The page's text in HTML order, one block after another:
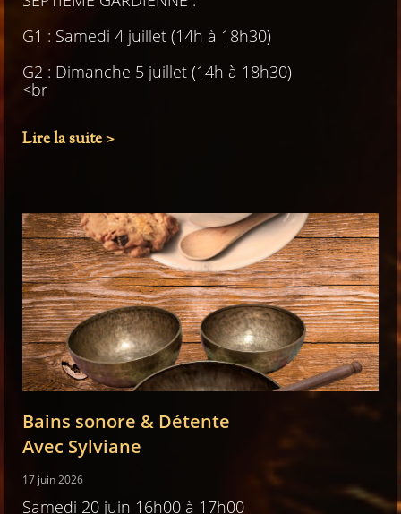
G1 : Samedi 4 juillet (14h à 18h30)
G2 : Dimanche 5 juillet (14h à 18h30)
<br
Lire la suite >
Bains sonore & Détente
Avec Sylviane
17 juin 2026
Samedi 20 juin 16h00 à 17h00